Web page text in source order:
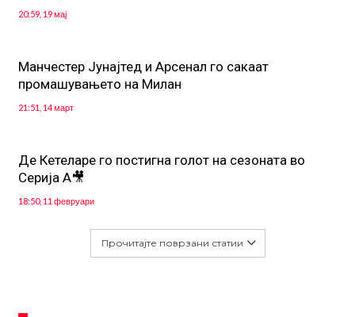
20:59, 19 мај
Манчестер Јунајтед и Арсенал го сакаат
промашувањето на Милан
21:51, 14 март
Де Кетеларе го постигна голот на сезоната во
Серија А🎥
18:50, 11 февруари
Прочитајте поврзани статии